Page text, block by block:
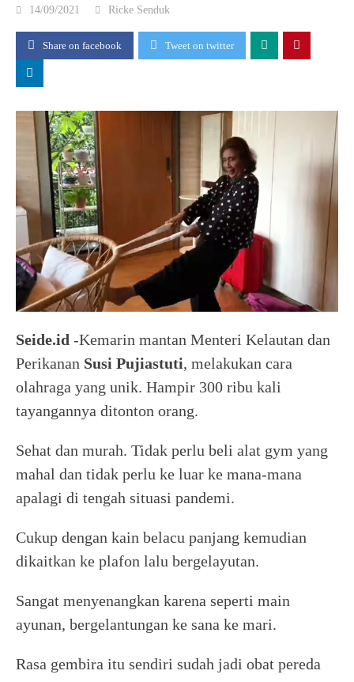
14/09/2021 Ricke Senduk
Share on facebook Tweet on twitter
Seide.id -Kemarin mantan Menteri Kelautan dan
Perikanan Susi Pujiastuti, melakukan cara
olahraga yang unik. Hampir 300 ribu kali
tayangannya ditonton orang.
Sehat dan murah. Tidak perlu beli alat gym yang
mahal dan tidak perlu ke luar ke mana-mana
apalagi di tengah situasi pandemi.
Cukup dengan kain belacu panjang kemudian
dikaitkan ke plafon lalu bergelayutan.
Sangat menyenangkan karena seperti main
ayunan, bergelantungan ke sana ke mari.
Rasa gembira itu sendiri sudah jadi obat pereda